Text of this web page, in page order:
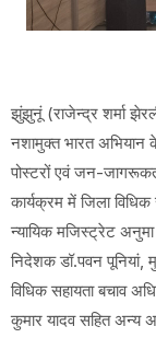
झुंझुनूं (राजेन्द्र शर्मा
नशामुक्त भारत अभियान
पोस्टरों एवं जन-
कार्यक्रम में जिला
न्यायिक मजिस्ट्रेट अनुमा
निदेशक डॉ.पवन पूनियां,
विधिक सहायता बचाव
कुमार यादव सहित अन्य